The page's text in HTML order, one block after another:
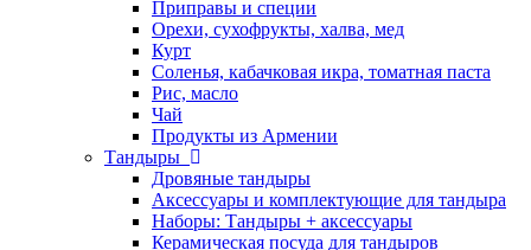
Приправы и специи
Орехи, сухофрукты, халва, мед
Курт
Соленья, кабачковая икра, томатная паста
Рис, масло
Чай
Продукты из Армении
Тандыры
Дровяные тандыры
Аксессуары и комплектующие для тандыра
Наборы: Тандыры + аксессуары
Керамическая посуда для тандыров